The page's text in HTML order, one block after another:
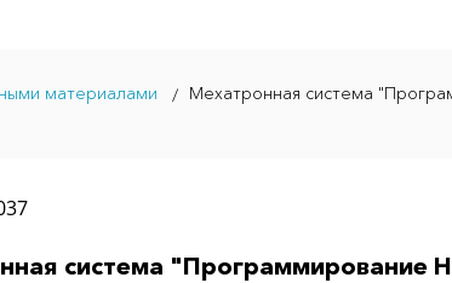
материалами
Мехатронная система
система "Программирование